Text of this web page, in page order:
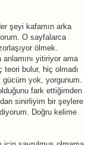
şeyi kafamın arka
O sayfalarca
ölmek.
yitiriyor ama
bulur, hiç olmadı
gücüm yok, yorgunum.
fark ettiğimden
sinirliyim bir şeylere
Doğru kelime